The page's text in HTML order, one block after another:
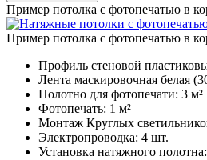
Пример потолка с фотопечатью в
Пример потолка с фотопечатью в
Профиль стеновой
Лента маскировочная белая
Полотно для фотопечати: 3 м²
Фотопечать: 1 м²
Монтаж Круглых
Электропроводка: 4 шт.
Установка натяжного полотна: